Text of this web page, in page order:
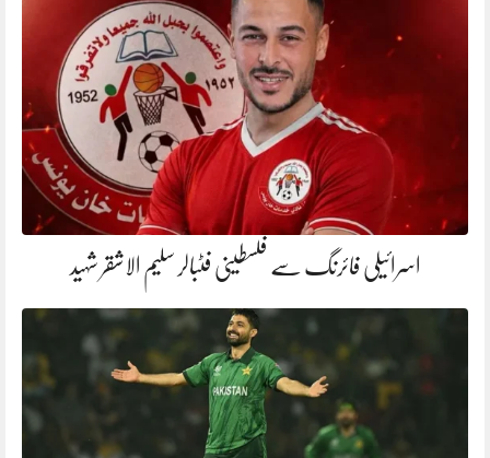
اسرائیلی فائرنگ سے فلسطینی فٹبالر سلیم الاشقر شہید